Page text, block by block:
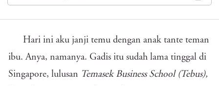
Hari ini aku janji temu dengan anak tante teman
ibu. Anya, namanya. Gadis itu sudah lama tinggal di
Singapore, lulusan Temasek Business School (Tebus),